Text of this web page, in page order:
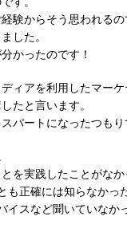
験からそう思われるの
した。
かったのです！
ィアを利用したマー
たと言います。
パートになったつもり
を実践したことがなか
も正確には知らなかった
イスなど聞いていなか